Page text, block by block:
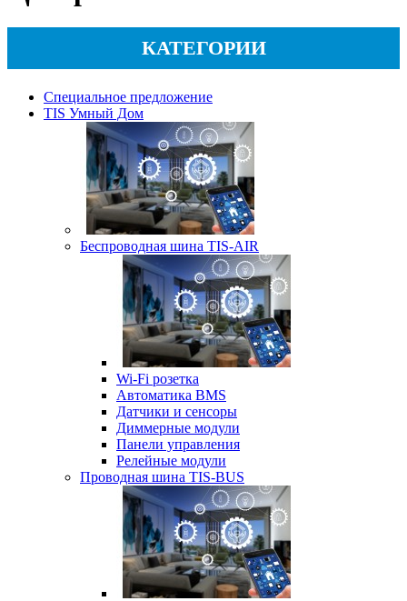
КАТЕГОРИИ
Специальное предложение
TIS Умный Дом
Беспроводная шина TIS-AIR
Wi-Fi розетка
Автоматика BMS
Датчики и сенсоры
Диммерные модули
Панели управления
Релейные модули
Проводная шина TIS-BUS